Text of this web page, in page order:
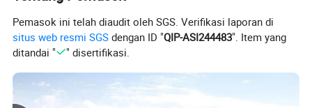
Memproses Layanan Tekukan, pengelasan, Pemotongan, Pengpotong
Waktu pengiriman 7-15 hari
Galvanisasi
Pemasok ini telah diaudit oleh SGS. Verifikasi laporan di
situs web resmi SGS dengan ID "QIP-ASI244483". Item yang
ditandai "
" disertifikasi.